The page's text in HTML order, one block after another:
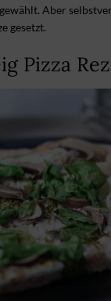
Aber
gesetzt.
Pizza